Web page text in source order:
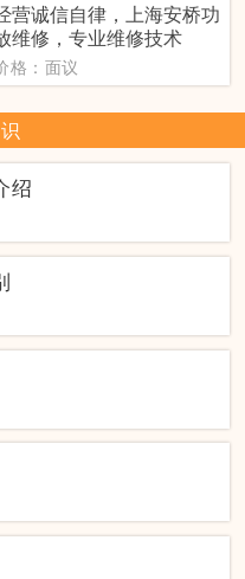
营诚信自律，上海安桥功
维修，专业维修技术
格：面议
绍